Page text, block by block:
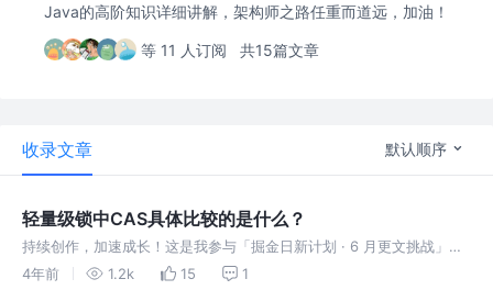
Java的高阶知识详细讲解，架构师之路任重而道远，加油！
等 11 人订阅 共15篇文章
收录文章 默认顺序
轻量级锁中CAS具体比较的是什么？
持续创作，加速成长！这是我参与「掘金日新计划 · 6 月更文挑战」的
第33天，点击查看活动详情 1.偏向锁： 每当遇到一个全局安全点时(这
4年前 1.2k 15 1